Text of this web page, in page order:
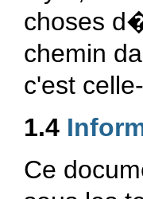
choses
chemin
c'est
1.4
Ce